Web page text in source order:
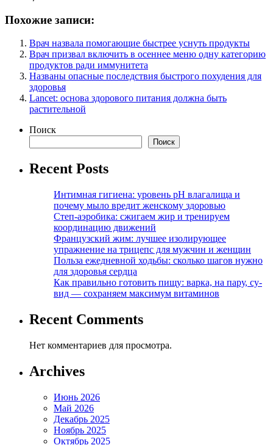
Похожие записи:
Врач назвала помогающие быстрее уснуть продукты
Врач призвал включить в осеннее меню одну категорию
продуктов ради иммунитета
Названы опасные последствия быстрого похудения для
здоровья
Lancet: основа здорового питания должна быть
растительной
Поиск
Поиск
Recent Posts
Интимная гигиена: уровень pH влагалища и
почему мыло вредит женскому здоровью
Степ-аэробика: сжигаем жир и тренируем
координацию движений
Французский жим: лучшее изолирующее
упражнение на трицепс для мужчин и женщин
Польза ежедневной ходьбы: сколько шагов нужно
для здоровья сердца
Как правильно готовить пищу: варка, на пару, су-
вид — сохраняем максимум витаминов
Recent Comments
Нет комментариев для просмотра.
Archives
Июнь 2026
Май 2026
Декабрь 2025
Ноябрь 2025
Октябрь 2025